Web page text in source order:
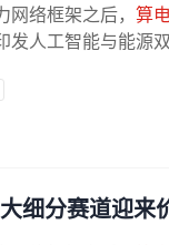
络框架之后， 算
发人工智能与能源
细分赛道迎来